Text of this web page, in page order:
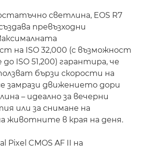
светлина, EOS R7
превъзходни
на ISO 32,000 (с възможност
ISO 51,200) гарантира, че
бързи скорости на
замрази движението дори
– идеално за вечерни
или за снимане на
животните в края на деня.
CMOS AF II на